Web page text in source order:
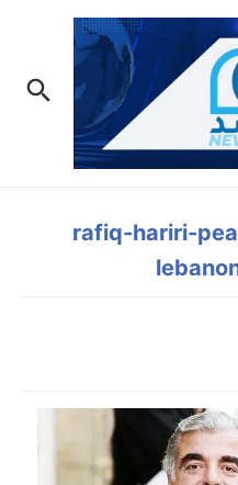
93-190821-rafiq-